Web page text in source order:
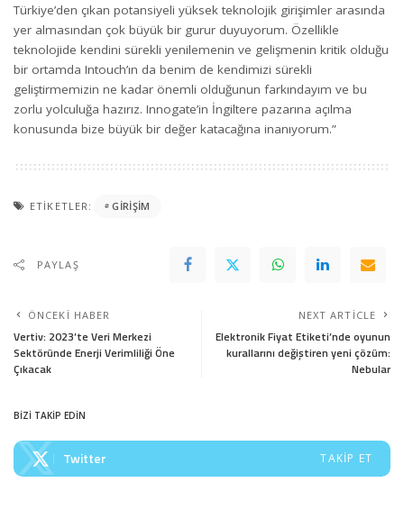
Türkiye’den çıkan potansiyeli yüksek teknolojik girişimler arasında
yer almasından çok büyük bir gurur duyuyorum. Özellikle
teknolojide kendini sürekli yenilemenin ve gelişmenin kritik olduğu
bir ortamda Intouch’ın da benim de kendimizi sürekli
geliştirmemizin ne kadar önemli olduğunun farkındayım ve bu
zorlu yolculuğa hazırız. Innogate’in İngiltere pazarına açılma
konusunda bize büyük bir değer katacağına inanıyorum.”
ETIKETLER: GIRIŞIM
PAYLAŞ
ÖNCEKI HABER
Vertiv: 2023’te Veri Merkezi
Sektöründe Enerji Verimliliği Öne
Çıkacak
NEXT ARTICLE
Elektronik Fiyat Etiketi’nde oyunun
kurallarını değiştiren yeni çözüm:
Nebular
BİZİ TAKİP EDİN
Twitter TAKIP ET